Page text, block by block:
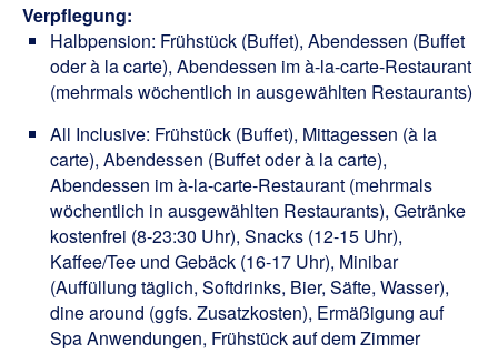
Verpflegung:
Halbpension: Frühstück (Buffet), Abendessen (Buffet
oder à la carte), Abendessen im à-la-carte-Restaurant
(mehrmals wöchentlich in ausgewählten Restaurants)
All Inclusive: Frühstück (Buffet), Mittagessen (à la
carte), Abendessen (Buffet oder à la carte),
Abendessen im à-la-carte-Restaurant (mehrmals
wöchentlich in ausgewählten Restaurants), Getränke
kostenfrei (8-23:30 Uhr), Snacks (12-15 Uhr),
Kaffee/Tee und Gebäck (16-17 Uhr), Minibar
(Auffüllung täglich, Softdrinks, Bier, Säfte, Wasser),
dine around (ggfs. Zusatzkosten), Ermäßigung auf
Spa Anwendungen, Frühstück auf dem Zimmer